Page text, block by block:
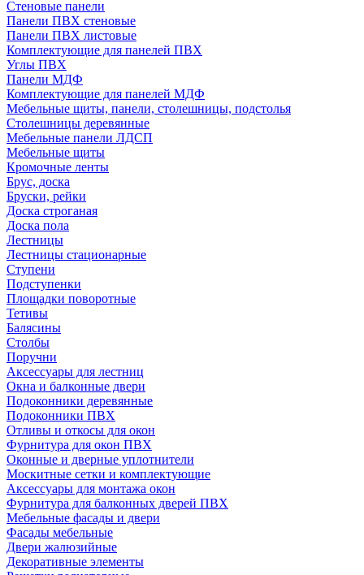
Стеновые панели
Панели ПВХ стеновые
Панели ПВХ листовые
Комплектующие для панелей ПВХ
Углы ПВХ
Панели МДФ
Комплектующие для панелей МДФ
Мебельные щиты, панели, столешницы, подстолья
Столешницы деревянные
Мебельные панели ЛДСП
Мебельные щиты
Кромочные ленты
Брус, доска
Бруски, рейки
Доска строганая
Доска пола
Лестницы
Лестницы стационарные
Ступени
Подступенки
Площадки поворотные
Тетивы
Балясины
Столбы
Поручни
Аксессуары для лестниц
Окна и балконные двери
Подоконники деревянные
Подоконники ПВХ
Отливы и откосы для окон
Фурнитура для окон ПВХ
Оконные и дверные уплотнители
Москитные сетки и комплектующие
Аксессуары для монтажа окон
Фурнитура для балконных дверей ПВХ
Мебельные фасады и двери
Фасады мебельные
Двери жалюзийные
Декоративные элементы